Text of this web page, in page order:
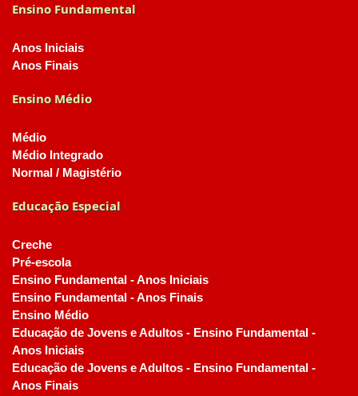
Ensino Fundamental
Anos Iniciais
Anos Finais
Ensino Médio
Médio
Médio Integrado
Normal / Magistério
Educação Especial
Creche
Pré-escola
Ensino Fundamental - Anos Iniciais
Ensino Fundamental - Anos Finais
Ensino Médio
Educação de Jovens e Adultos - Ensino Fundamental -
Anos Iniciais
Educação de Jovens e Adultos - Ensino Fundamental -
Anos Finais